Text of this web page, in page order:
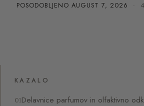
POSODOBLJENO AUGUST 7, 2026 · 4
KAZALO
Delavnice parfumov in olfaktivno